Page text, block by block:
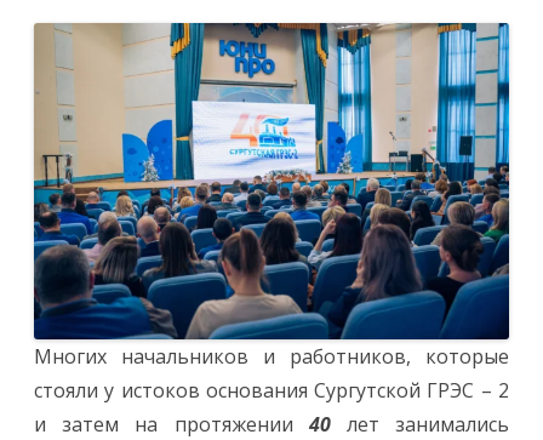
Многих начальников и работников, которые
стояли у истоков основания Сургутской ГРЭС – 2
и затем на протяжении 40лет занимались